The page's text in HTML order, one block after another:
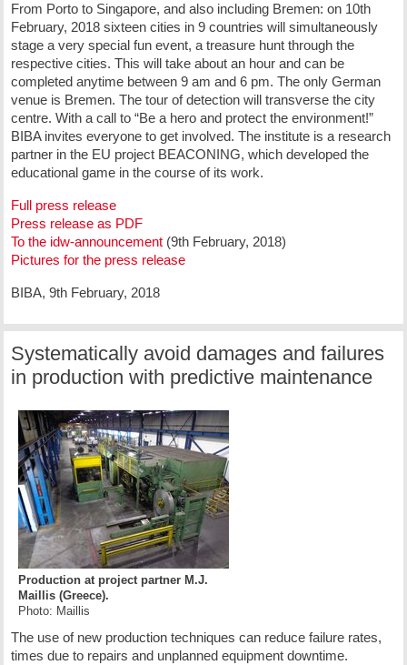
From Porto to Singapore, and also including Bremen: on 10th
February, 2018 sixteen cities in 9 countries will simultaneously
stage a very special fun event, a treasure hunt through the
respective cities. This will take about an hour and can be
completed anytime between 9 am and 6 pm. The only German
venue is Bremen. The tour of detection will transverse the city
centre. With a call to “Be a hero and protect the environment!”
BIBA invites everyone to get involved. The institute is a research
partner in the EU project BEACONING, which developed the
educational game in the course of its work.
Full press release
Press release as PDF
To the idw-announcement(9th February, 2018)
Pictures for the press release
BIBA, 9th February, 2018
Systematically avoid damages and failures
in production with predictive maintenance
Production at project partner M.J.
Maillis (Greece).
Photo: Maillis
The use of new production techniques can reduce failure rates,
times due to repairs and unplanned equipment downtime.